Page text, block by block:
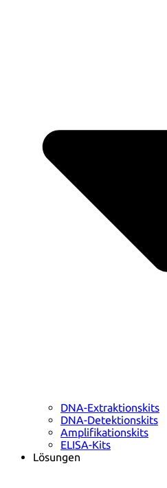
DNA-Extraktionskits
DNA-Detektionskits
Amplifikationskits
ELISA-Kits
Lösungen